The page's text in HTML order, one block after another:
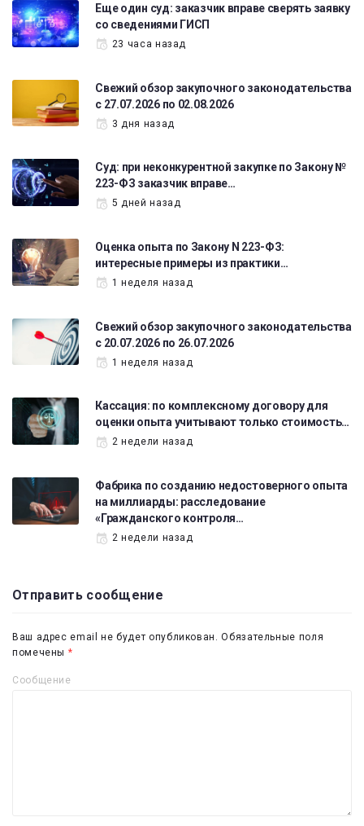
Еще один суд: заказчик вправе сверять заявку
со сведениями ГИСП
23 часа назад
Свежий обзор закупочного законодательства
с 27.07.2026 по 02.08.2026
3 дня назад
Суд: при неконкурентной закупке по Закону №
223-ФЗ заказчик вправе…
5 дней назад
Оценка опыта по Закону N 223-ФЗ:
интересные примеры из практики…
1 неделя назад
Свежий обзор закупочного законодательства
с 20.07.2026 по 26.07.2026
1 неделя назад
Кассация: по комплексному договору для
оценки опыта учитывают только стоимость…
2 недели назад
Фабрика по созданию недостоверного опыта
на миллиарды: расследование
«Гражданского контроля…
2 недели назад
Отправить сообщение
Ваш адрес email не будет опубликован. Обязательные поля
помечены *
Сообщение